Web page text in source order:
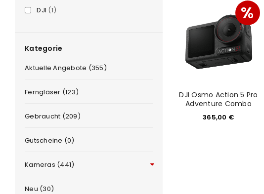
DJI (1)
Kategorie
Aktuelle Angebote (355)
Ferngläser (123)
Gebraucht (209)
Gutscheine (0)
Kameras (441)
Neu (30)
%
DJI Osmo Action 5 Pro
Adventure Combo
365,00 €